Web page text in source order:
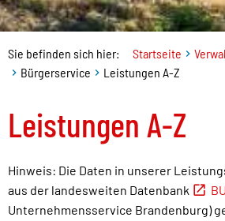
Sie befinden sich hier: Startseite
Bürgerservice
Leistungen A-Z
Leistungen A-Z
Hinweis: Die Daten in unserer
aus der landesweiten Datenbank
Unternehmensservice Brandenburg)